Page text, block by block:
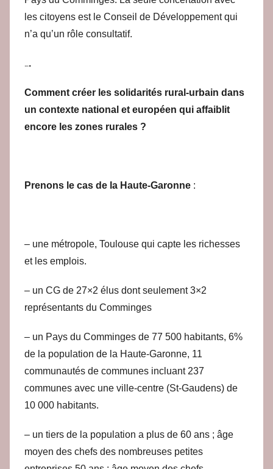
les citoyens est le Conseil de Développement qui
n’a qu’un rôle consultatif.
….
Comment créer les solidarités rural-urbain dans
un contexte national et européen qui affaiblit
encore les zones rurales ?
Prenons le cas de la Haute-Garonne :
– une métropole, Toulouse qui capte les richesses
et les emplois.
– un CG de 27×2 élus dont seulement 3×2
représentants du Comminges
– un Pays du Comminges de 77 500 habitants, 6%
de la population de la Haute-Garonne, 11
communautés de communes incluant 237
communes avec une ville-centre (St-Gaudens) de
10 000 habitants.
– un tiers de la population a plus de 60 ans ; âge
moyen des chefs des nombreuses petites